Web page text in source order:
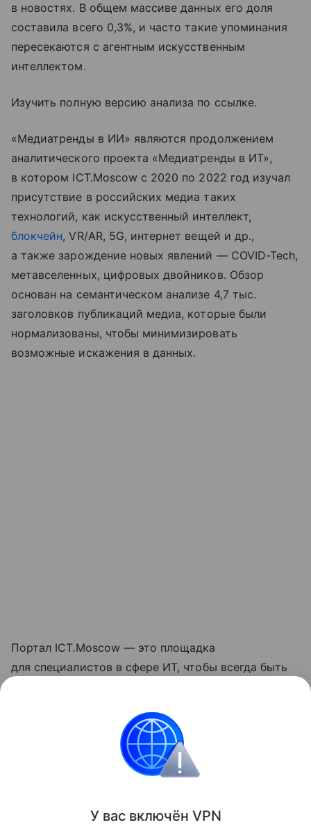
в новостях. В общем массиве данных его доля
составила всего 0,3%, и часто такие упоминания
пересекаются с агентным искусственным
интеллектом.
Изучить полную версию анализа по ссылке.
«Медиатренды в ИИ» являются продолжением
аналитического проекта «Медиатренды в ИТ»,
в котором ICT.Moscow с 2020 по 2022 год изучал
присутствие в российских медиа таких
технологий, как искусственный интеллект,
блокчейн, VR/AR, 5G, интернет вещей и др.,
а также зарождение новых явлений — COVID-Tech,
метавселенных, цифровых двойников. Обзор
основан на семантическом анализе 4,7 тыс.
заголовков публикаций медиа, которые были
нормализованы, чтобы минимизировать
возможные искажения в данных.
Портал ICT.Moscow — это площадка
для специалистов в сфере ИТ, чтобы всегда быть
Поделиться
У вас включён VPN